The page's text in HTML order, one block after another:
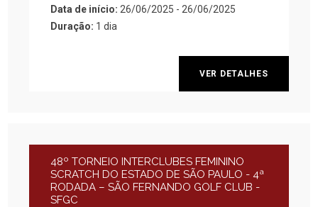
Data de início: 26/06/2025 - 26/06/2025
Duração: 1 dia
VER DETALHES
48º TORNEIO INTERCLUBES FEMININO
SCRATCH DO ESTADO DE SÃO PAULO - 4ª
RODADA – SÃO FERNANDO GOLF CLUB -
SFGC